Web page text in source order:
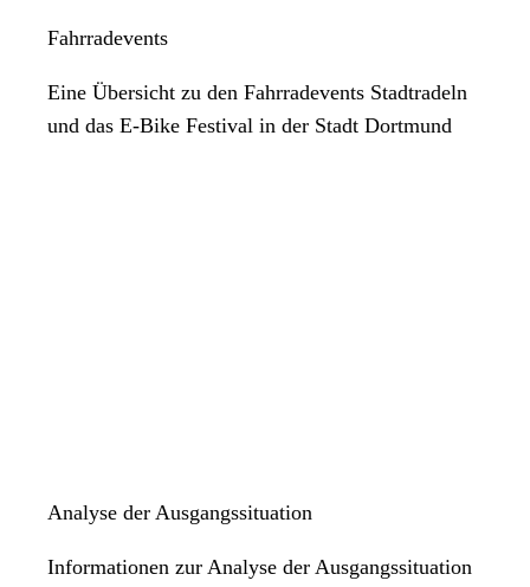
Fahrradevents
Eine Übersicht zu den Fahrradevents Stadtradeln
und das E-Bike Festival in der Stadt Dortmund
Analyse der Ausgangssituation
Informationen zur Analyse der Ausgangssituation